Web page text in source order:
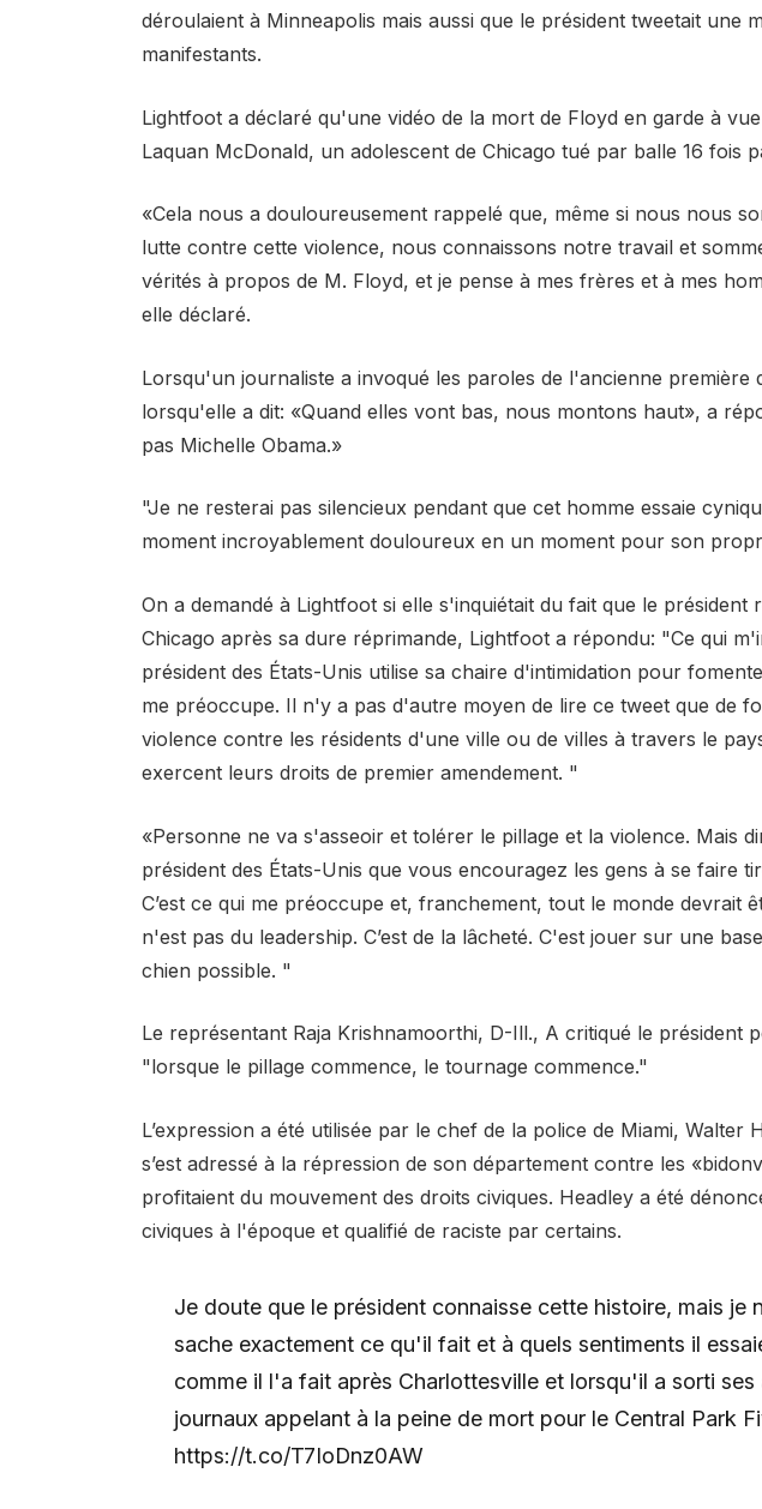
déroulaient à Minneapolis mais aussi que le président tweetait une
manifestants.
Lightfoot a déclaré qu'une vidéo de la mort de Floyd en garde à
Laquan McDonald, un adolescent de Chicago tué par balle 16 fois
«Cela nous a douloureusement rappelé que, même si nous nous
lutte contre cette violence, nous connaissons notre travail et
vérités à propos de M. Floyd, et je pense à mes frères et à mes
elle déclaré.
Lorsqu'un journaliste a invoqué les paroles de l'ancienne première
lorsqu'elle a dit: «Quand elles vont bas, nous montons haut», a
pas Michelle Obama.»
"Je ne resterai pas silencieux pendant que cet homme essaie
moment incroyablement douloureux en un moment pour son
On a demandé à Lightfoot si elle s'inquiétait du fait que le président
Chicago après sa dure réprimande, Lightfoot a répondu: "Ce qui
président des États-Unis utilise sa chaire d'intimidation pour
me préoccupe. Il n'y a pas d'autre moyen de lire ce tweet que de
violence contre les résidents d'une ville ou de villes à travers le
exercent leurs droits de premier amendement. "
«Personne ne va s'asseoir et tolérer le pillage et la violence. Mais
président des États-Unis que vous encouragez les gens à se faire
C’est ce qui me préoccupe et, franchement, tout le monde devrait
n'est pas du leadership. C’est de la lâcheté. C'est jouer sur une
chien possible. "
Le représentant Raja Krishnamoorthi, D-Ill., A critiqué le président
"lorsque le pillage commence, le tournage commence."
L’expression a été utilisée par le chef de la police de Miami, Walter
s’est adressé à la répression de son département contre les
profitaient du mouvement des droits civiques. Headley a été
civiques à l'époque et qualifié de raciste par certains.
Je doute que le président connaisse cette histoire, mais je
sache exactement ce qu'il fait et à quels sentiments il
comme il l'a fait après Charlottesville et lorsqu'il a sorti ses
journaux appelant à la peine de mort pour le Central Park
https://t.co/T7IoDnz0AW